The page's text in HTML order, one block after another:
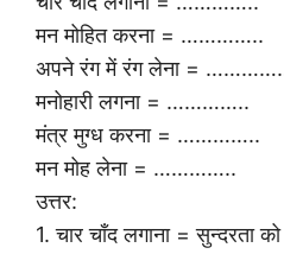
मन मोहित करना = …………..
अपने रंग में रंग लेना =
मनोहारी लगना = …………..
मंत्र मुग्ध करना = …………..
मन मोह लेना = …………..
उत्तर:
1. चार चाँद लगाना = सुन्दरता